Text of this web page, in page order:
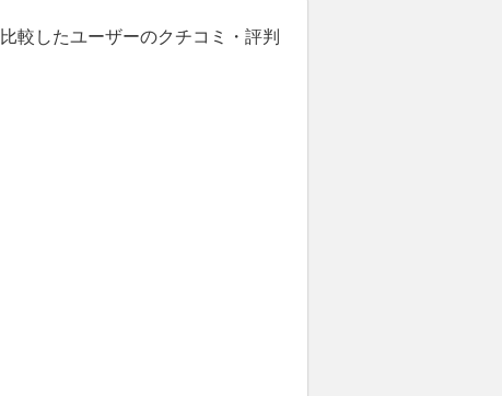
較したユーザーのクチコミ・評判